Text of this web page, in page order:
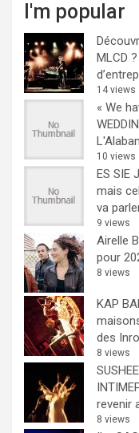
I'm popular
MLCD
14 views
« We
10 views
ES SIE
mais
va
9 views
Airelle
pour
8 views
KAP
des
8 views
revenir
8 views